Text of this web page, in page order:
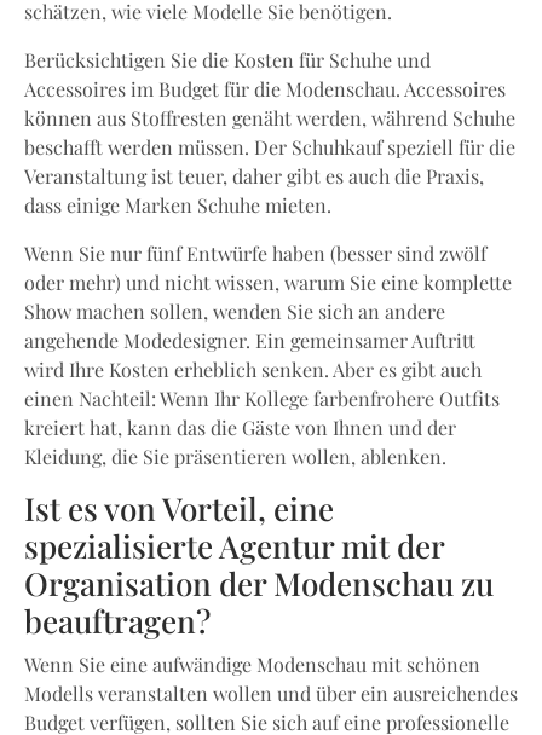
schätzen, wie viele Modelle Sie benötigen.
Berücksichtigen Sie die Kosten für Schuhe und
Accessoires im Budget für die Modenschau. Accessoires
können aus Stoffresten genäht werden, während Schuhe
beschafft werden müssen. Der Schuhkauf speziell für die
Veranstaltung ist teuer, daher gibt es auch die Praxis,
dass einige Marken Schuhe mieten.
Wenn Sie nur fünf Entwürfe haben (besser sind zwölf
oder mehr) und nicht wissen, warum Sie eine komplette
Show machen sollen, wenden Sie sich an andere
angehende Modedesigner. Ein gemeinsamer Auftritt
wird Ihre Kosten erheblich senken. Aber es gibt auch
einen Nachteil: Wenn Ihr Kollege farbenfrohere Outfits
kreiert hat, kann das die Gäste von Ihnen und der
Kleidung, die Sie präsentieren wollen, ablenken.
Ist es von Vorteil, eine
spezialisierte Agentur mit der
Organisation der Modenschau zu
beauftragen?
Wenn Sie eine aufwändige Modenschau mit schönen
Modells veranstalten wollen und über ein ausreichendes
Budget verfügen, sollten Sie sich auf eine professionelle